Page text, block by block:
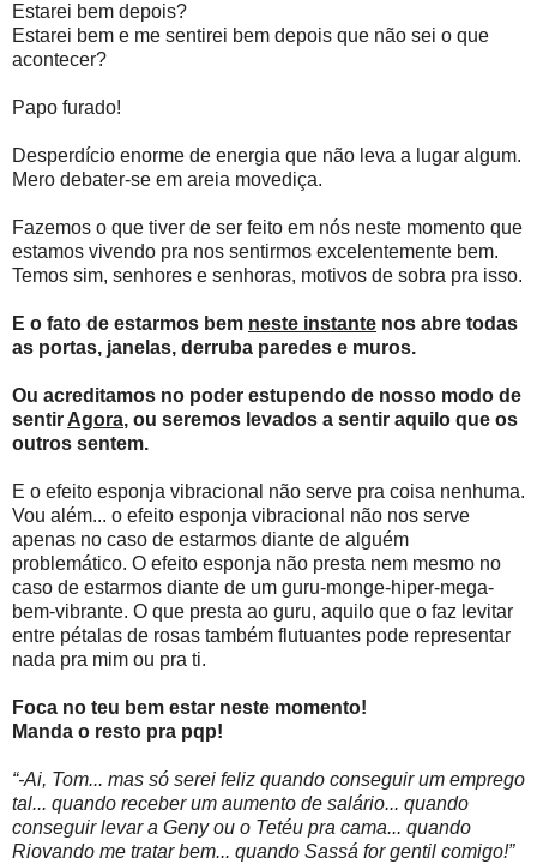
Estarei bem depois?
Estarei bem e me sentirei bem depois que não sei o que
acontecer?
Papo furado!
Desperdício enorme de energia que não leva a lugar algum.
Mero debater-se em areia movediça.
Fazemos o que tiver de ser feito em nós neste momento que
estamos vivendo pra nos sentirmos excelentemente bem.
Temos sim, senhores e senhoras, motivos de sobra pra isso.
E o fato de estarmos bem neste instante nos abre todas
as portas, janelas, derruba paredes e muros.
Ou acreditamos no poder estupendo de nosso modo de
sentir Agora, ou seremos levados a sentir aquilo que os
outros sentem.
E o efeito esponja vibracional não serve pra coisa nenhuma.
Vou além... o efeito esponja vibracional não nos serve
apenas no caso de estarmos diante de alguém
problemático. O efeito esponja não presta nem mesmo no
caso de estarmos diante de um guru-monge-hiper-mega-
bem-vibrante. O que presta ao guru, aquilo que o faz levitar
entre pétalas de rosas também flutuantes pode representar
nada pra mim ou pra ti.
Foca no teu bem estar neste momento!
Manda o resto pra pqp!
“-Ai, Tom... mas só serei feliz quando conseguir um emprego
tal... quando receber um aumento de salário... quando
conseguir levar a Geny ou o Tetéu pra cama... quando
Riovando me tratar bem... quando Sassá for gentil comigo!”